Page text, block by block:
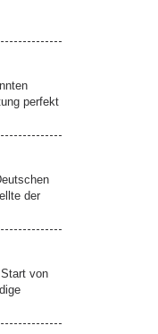
perfekt
der
von